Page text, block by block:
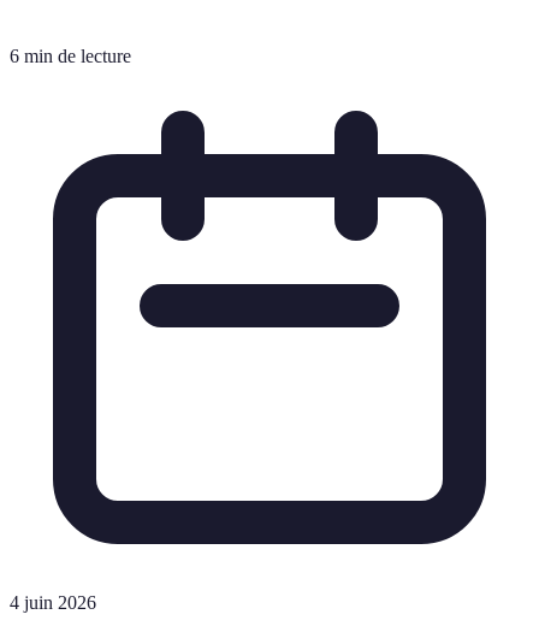
6 min de lecture
4 juin 2026